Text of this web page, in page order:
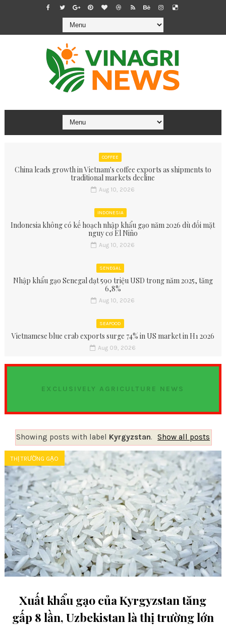
COFFEE
China leads growth in Vietnam's coffee exports as shipments to
traditional markets decline
Aug 10, 2026
INDONESIA
Indonesia không có kế hoạch nhập khẩu gạo năm 2026 dù đối mặt
nguy cơ El Niño
Aug 10, 2026
SENEGAL
Nhập khẩu gạo Senegal đạt 590 triệu USD trong năm 2025, tăng
6,8%
Aug 10, 2026
SEAFOOD
Vietnamese blue crab exports surge 74% in US market in H1 2026
Aug 09, 2026
EXCLUSIVELY AGRICULTURE NEWS
Showing posts with label Kyrgyzstan. Show all posts
THỊ TRƯỜNG GẠO
Xuất khẩu gạo của Kyrgyzstan tăng
gấp 8 lần, Uzbekistan là thị trường lớn